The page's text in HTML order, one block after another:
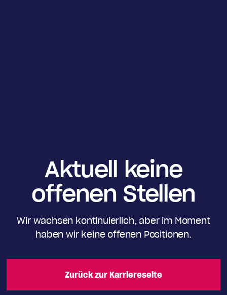
Aktuell keine
offenen Stellen
Wir wachsen kontinuierlich, aber im Moment
haben wir keine offenen Positionen.
Zurück zur Karriereseite